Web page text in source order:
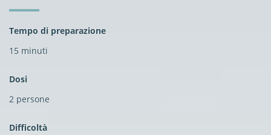
Tempo di preparazione
15 minuti
Dosi
2 persone
Difficoltà